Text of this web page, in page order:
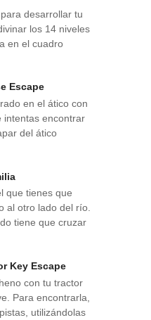
desarrollar tu
los 14 niveles
en el cuadro
Escape
en el ático con
intentas encontrar
del ático
que tienes que
al otro lado del río.
tiene que cruzar
Key Escape
con tu tractor
Para encontrarla,
utilizándolas